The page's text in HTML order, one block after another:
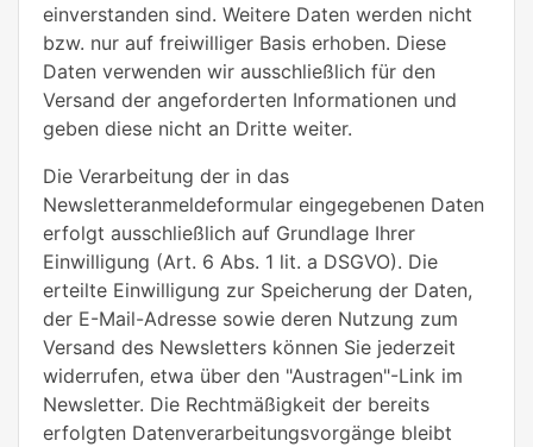
einverstanden sind. Weitere Daten werden nicht
bzw. nur auf freiwilliger Basis erhoben. Diese
Daten verwenden wir ausschließlich für den
Versand der angeforderten Informationen und
geben diese nicht an Dritte weiter.
Die Verarbeitung der in das
Newsletteranmeldeformular eingegebenen Daten
erfolgt ausschließlich auf Grundlage Ihrer
Einwilligung (Art. 6 Abs. 1 lit. a DSGVO). Die
erteilte Einwilligung zur Speicherung der Daten,
der E-Mail-Adresse sowie deren Nutzung zum
Versand des Newsletters können Sie jederzeit
widerrufen, etwa über den "Austragen"-Link im
Newsletter. Die Rechtmäßigkeit der bereits
erfolgten Datenverarbeitungsvorgänge bleibt